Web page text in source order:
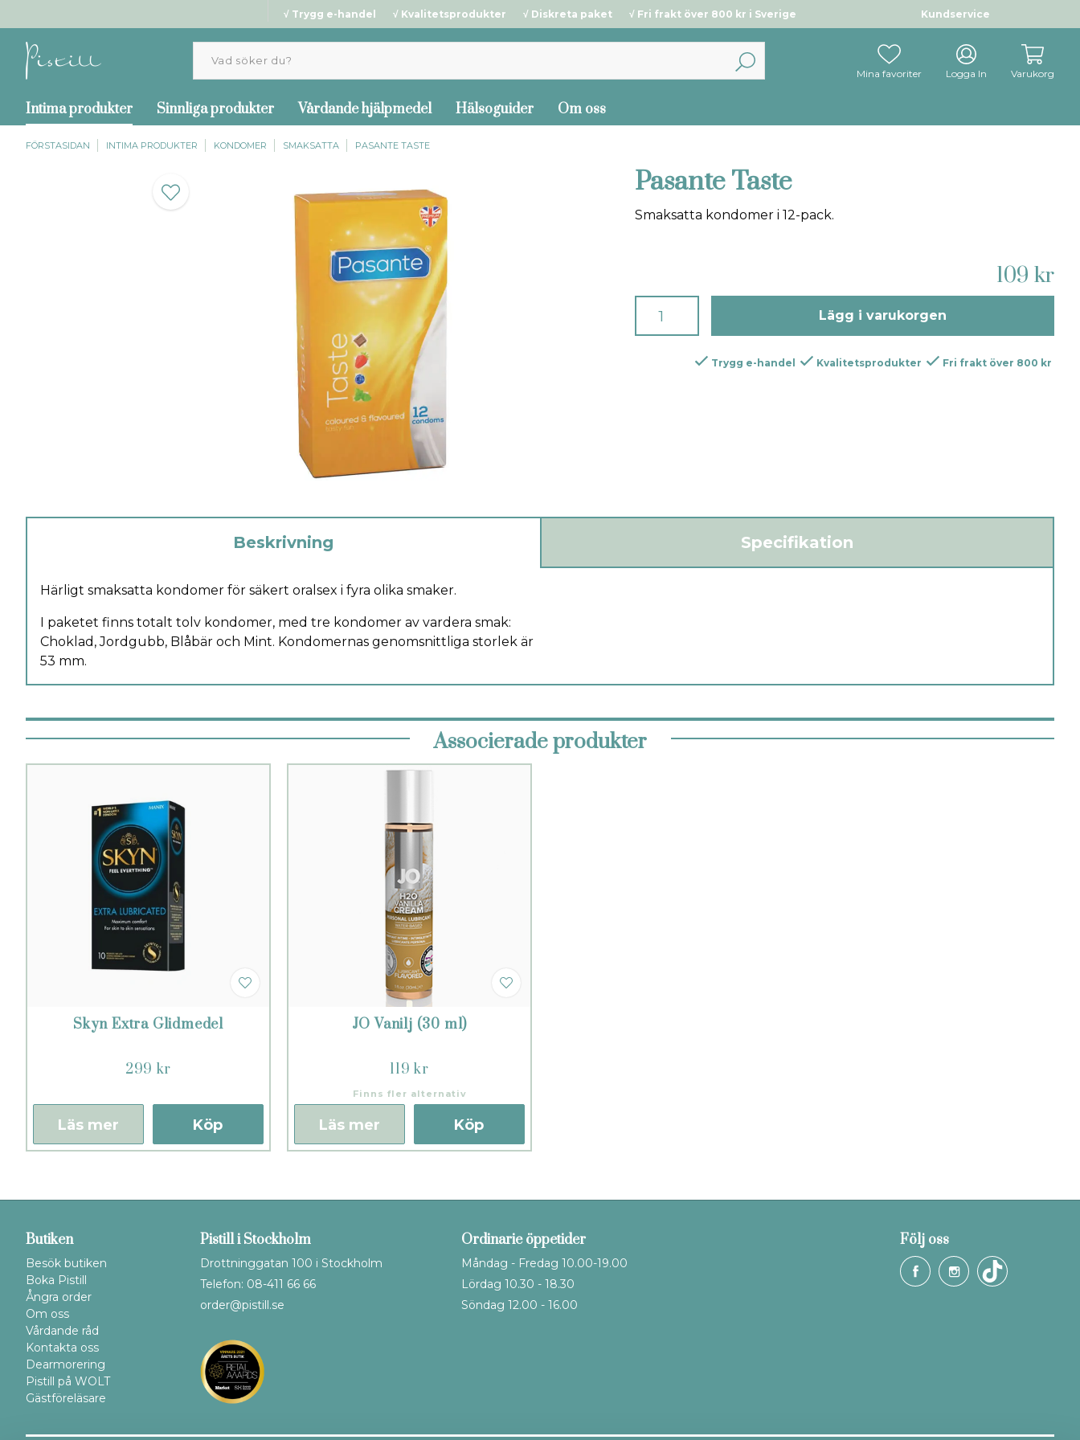
Kundservice
√ Trygg e-handel √ Kvalitetsprodukter √ Diskreta paket √ Fri frakt över 800 kr i Sverige
Mina favoriter Logga In Varukorg
Intima produkter Sinnliga produkter Vårdande hjälpmedel Hälsoguider Om oss
FÖRSTASIDAN INTIMA PRODUKTER KONDOMER SMAKSATTA PASANTE TASTE
Pasante Taste
Smaksatta kondomer i 12-pack.
109 kr
Lägg i varukorgen
Trygg e-handel Kvalitetsprodukter Fri frakt över 800 kr
Beskrivning Specifikation
Härligt smaksatta kondomer för säkert oralsex i fyra olika smaker.
I paketet finns totalt tolv kondomer, med tre kondomer av vardera smak:
Choklad, Jordgubb, Blåbär och Mint. Kondomernas genomsnittliga storlek är
53 mm.
Associerade produkter
Skyn Extra Glidmedel
299 kr
Köp
Läs mer
JO Vanilj (30 ml)
119 kr
Finns fler alternativ
Köp
Läs mer
Butiken
Besök butiken
Boka Pistill
Ångra order
Om oss
Vårdande råd
Kontakta oss
Dearmorering
Pistill på WOLT
Gästföreläsare
Pistill i Stockholm
Drottninggatan 100 i Stockholm
Telefon: 08-411 66 66
order@pistill.se
Ordinarie öppetider
Måndag - Fredag 10.00-19.00
Lördag 10.30 - 18.30
Söndag 12.00 - 16.00
Följ oss